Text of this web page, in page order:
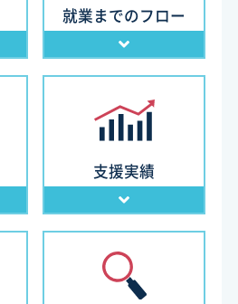
就業までのフロー
支援実績